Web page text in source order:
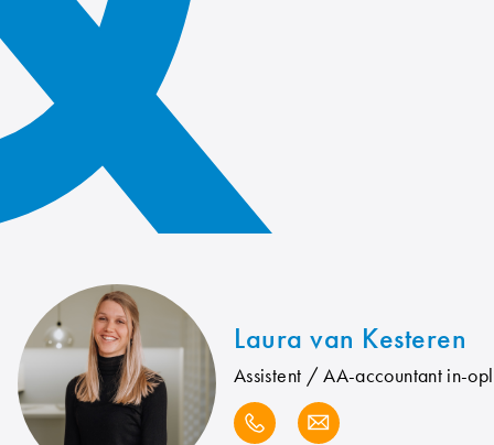
Laura van Kesteren
Assistent / AA-accountant in-